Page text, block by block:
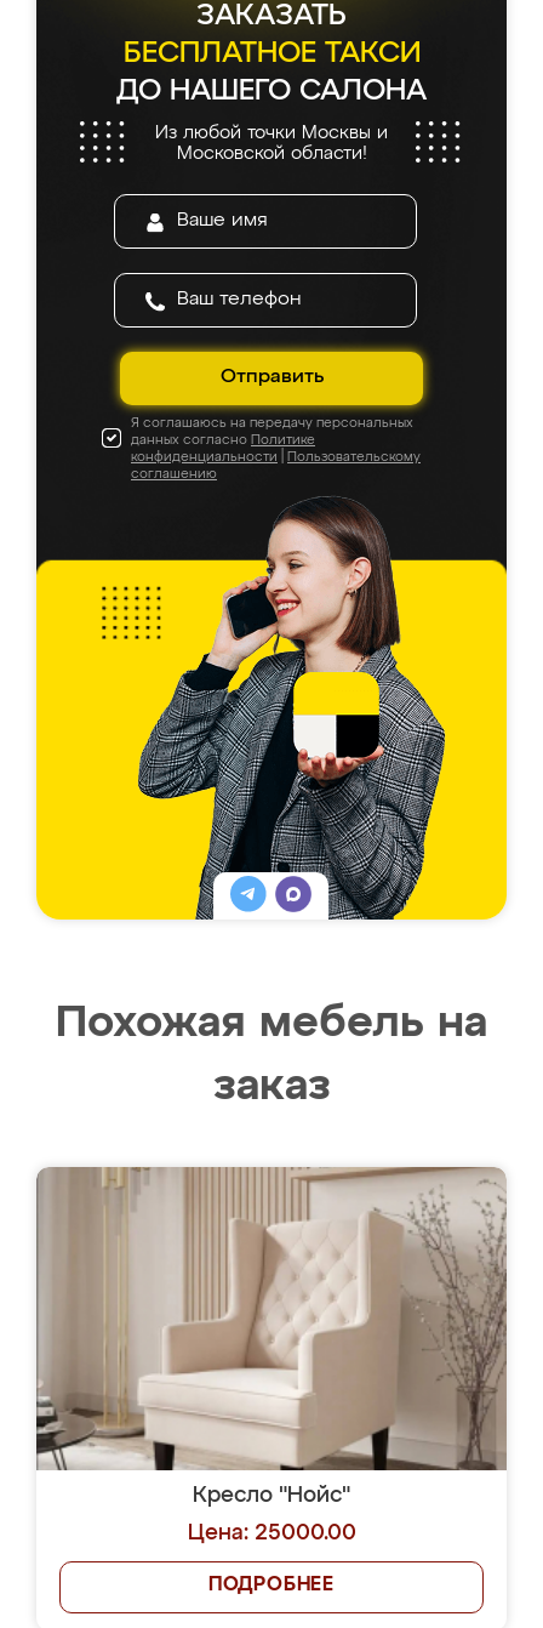
ЗАКАЗАТЬ
БЕСПЛАТНОЕ ТАКСИ
ДО НАШЕГО САЛОНА
Из любой точки Москвы и
Московской области!
Отправить
Я соглашаюсь на передачу персональных
данных согласно Политике
конфиденциальности
Пользовательскому
соглашению
Похожая мебель на
заказ
Кресло "Нойс"
Цена: 25000.00
ПОДРОБНЕЕ